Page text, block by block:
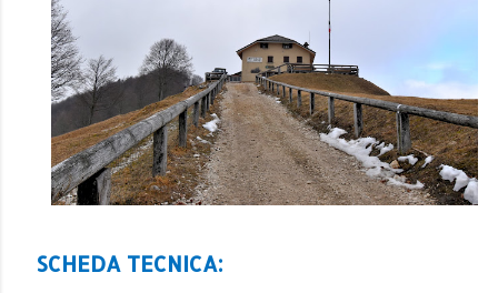
SCHEDA TECNICA: